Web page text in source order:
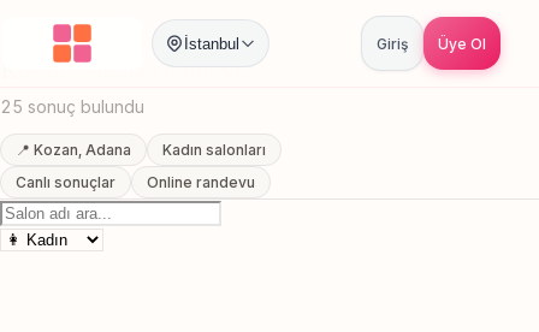
İstanbul Giriş Üye Ol
Anasayfa / Adana Kozan Gelin Saci
Kozan, Adana Gelin Saci
25 sonuç bulundu
📍 Kozan, Adana
Kadın salonları
Canlı sonuçlar
Online randevu